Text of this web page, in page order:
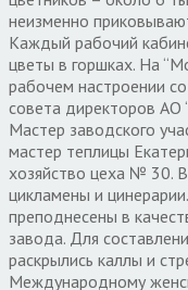
неизменно
Каждый рабочий
цветы в горшках. На
рабочем настроении
совета директоров АО
Мастер заводского
мастер теплицы
хозяйство цеха № 30.
цикламены и
преподнесены в
завода. Для
раскрылись каллы и
Международному